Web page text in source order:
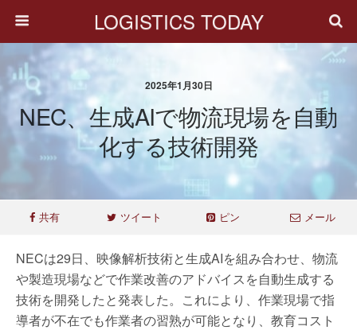
LOGISTICS TODAY
2025年1月30日
NEC、生成AIで物流現場を自動
化する技術開発
共有 ツイート ピン メール
NECは29日、映像解析技術と生成AIを組み合わせ、物流
や製造現場などで作業改善のアドバイスを自動生成する
技術を開発したと発表した。これにより、作業現場で指
導者が不在でも作業者の習熟が可能となり、教育コスト